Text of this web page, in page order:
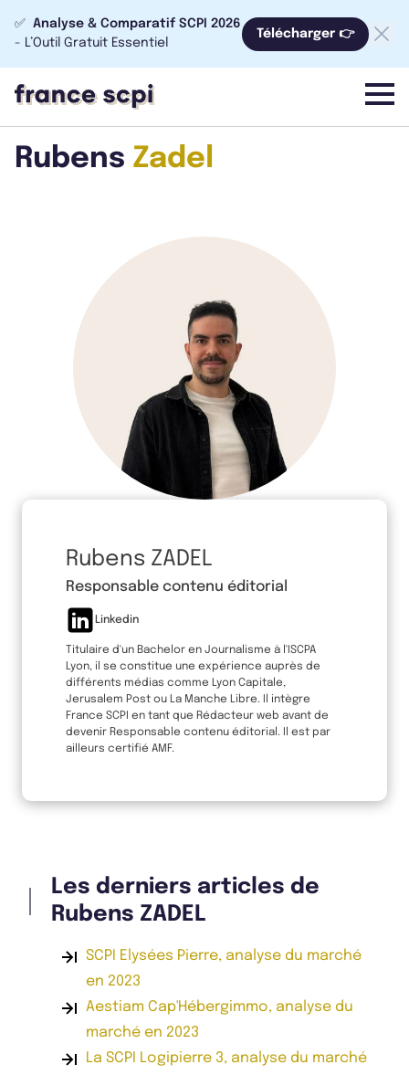
✅ Analyse & Comparatif SCPI 2026
- L’Outil Gratuit Essentiel
Télécharger 👉
menu
Rubens Zadel
Rubens ZADEL
Responsable contenu éditorial
Linkedin
Titulaire d'un Bachelor en Journalisme à l'ISCPA
Lyon, il se constitue une expérience auprès de
différents médias comme Lyon Capitale,
Jerusalem Post ou La Manche Libre. Il intègre
France SCPI en tant que Rédacteur web avant de
devenir Responsable contenu éditorial. Il est par
ailleurs certifié AMF.
Les derniers articles de
Rubens ZADEL
SCPI Elysées Pierre, analyse du marché
en 2023
Aestiam Cap'Hébergimmo, analyse du
marché en 2023
La SCPI Logipierre 3, analyse du marché